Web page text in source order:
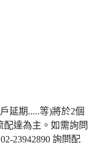
延期.....等)將於2個
配達為主。如需詢問
23942890 詢問配